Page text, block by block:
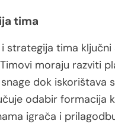
tima
strategija tima ključni
moraju razviti
dok iskorištava
odabir formacija
igrača i